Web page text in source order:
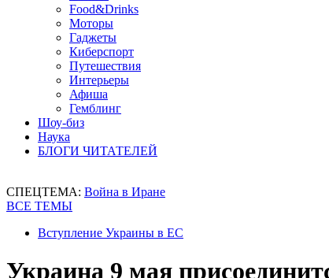
Food&Drinks
Моторы
Гаджеты
Киберспорт
Путешествия
Интерьеры
Афиша
Гемблинг
Шоу-биз
Наука
БЛОГИ ЧИТАТЕЛЕЙ
СПЕЦТЕМА: Война в Иране
ВСЕ ТЕМЫ
Вступление Украины в ЕС
Украина 9 мая